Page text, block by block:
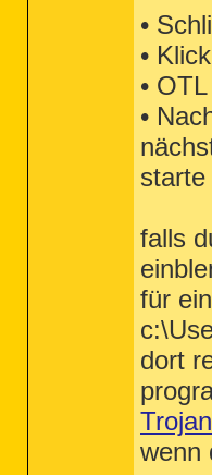
•
•
•
•
falls
für
dort
wenn